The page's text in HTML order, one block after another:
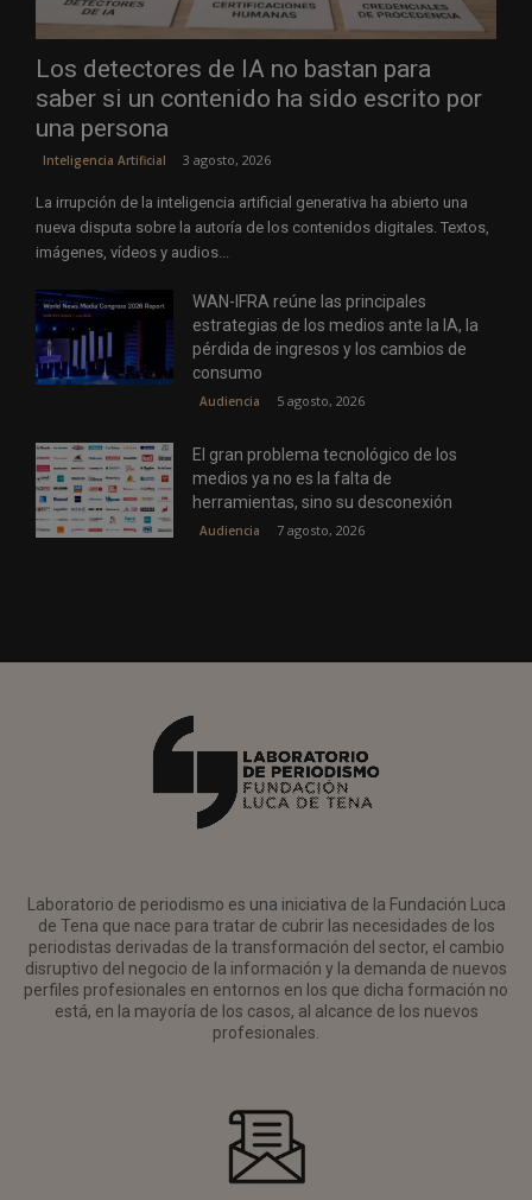
Los detectores de IA no bastan para
saber si un contenido ha sido escrito por
una persona
Inteligencia Artificial 3 agosto, 2026
La irrupción de la inteligencia artificial generativa ha abierto una
nueva disputa sobre la autoría de los contenidos digitales. Textos,
imágenes, vídeos y audios...
WAN-IFRA reúne las principales
estrategias de los medios ante la IA, la
pérdida de ingresos y los cambios de
consumo
Audiencia 5 agosto, 2026
El gran problema tecnológico de los
medios ya no es la falta de
herramientas, sino su desconexión
Audiencia 7 agosto, 2026
Laboratorio de periodismo es una iniciativa de la Fundación Luca
de Tena que nace para tratar de cubrir las necesidades de los
periodistas derivadas de la transformación del sector, el cambio
disruptivo del negocio de la información y la demanda de nuevos
perfiles profesionales en entornos en los que dicha formación no
está, en la mayoría de los casos, al alcance de los nuevos
profesionales.